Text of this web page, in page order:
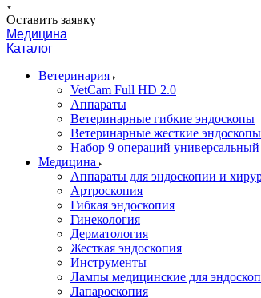
Оставить заявку
Медицина
Каталог
Ветеринария
VetCam Full HD 2.0
Аппараты
Ветеринарные гибкие эндоскопы
Ветеринарные жесткие эндоскопы
Набор 9 операций
Медицина
Аппараты для эндоскопии и
Артроскопия
Гибкая эндоскопия
Гинекология
Дерматология
Жесткая эндоскопия
Инструменты
Лампы медицинские для
Лапароскопия